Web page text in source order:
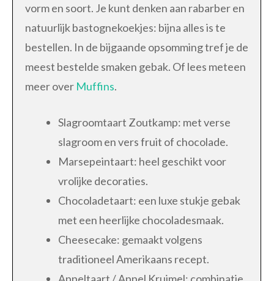
vorm en soort. Je kunt denken aan rabarber en
natuurlijk bastognekoekjes: bijna alles is te
bestellen. In de bijgaande opsomming tref je de
meest bestelde smaken gebak. Of lees meteen
meer over Muffins.
Slagroomtaart Zoutkamp: met verse
slagroom en vers fruit of chocolade.
Marsepeintaart: heel geschikt voor
vrolijke decoraties.
Chocoladetaart: een luxe stukje gebak
met een heerlijke chocoladesmaak.
Cheesecake: gemaakt volgens
traditioneel Amerikaans recept.